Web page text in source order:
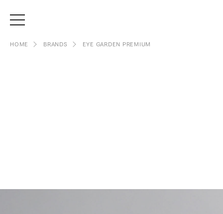
HOME BRANDS EYE GARDEN PREMIUM